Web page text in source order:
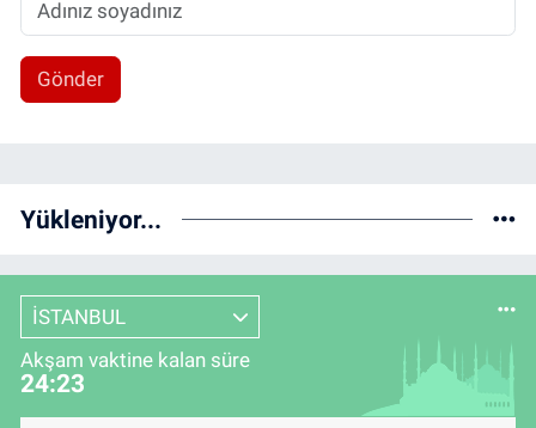
Gönder
Yükleniyor...
İSTANBUL
Akşam vaktine kalan süre
24:23